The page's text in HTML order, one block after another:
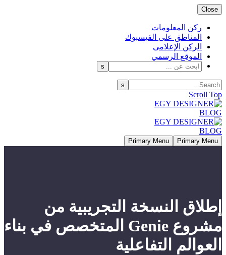
Close
ركن المعلومات
المناطق على الفيسبوك
الركن الإعلامى
الموقع الرسمي
Scroll Top
Primary Menu
Primary Menu
إطلاق النسخة التجريبية من
مشروع Genie المتخصص في بناء
العوالم التفاعلية